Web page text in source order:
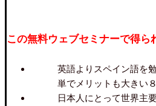
この無料ウェブセミナーで得ら
英語よりスペイン語を
単でメリットも大きい
日本人にとって世界主